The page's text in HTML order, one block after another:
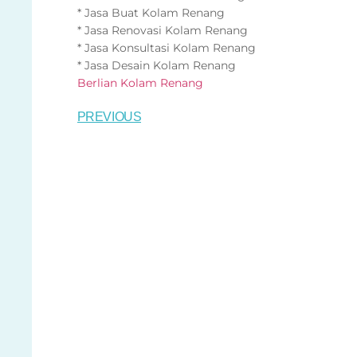
* Jasa Buat Kolam Renang
* Jasa Renovasi Kolam Renang
* Jasa Konsultasi Kolam Renang
* Jasa Desain Kolam Renang
Berlian Kolam Renang
PREVIOUS